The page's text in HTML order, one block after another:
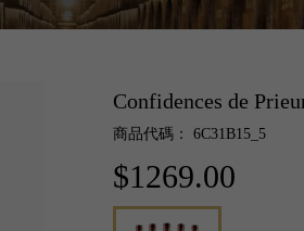
Confidences de
商品代碼： 6C31B15_5
$1269.00